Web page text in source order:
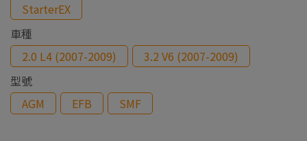
StarterEX
車種
2.0 L4 (2007-2009)
3.2 V6 (2007-2009)
型號
AGM
EFB SMF